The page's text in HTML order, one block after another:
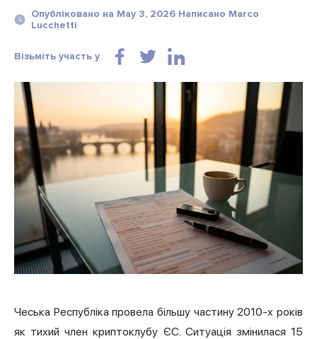
Опубліковано на May 3, 2026 Написано Marco
Lucchetti
Візьміть участь у
Чеська Республіка провела більшу частину 2010-х років
як тихий член криптоклубу ЄС. Ситуація змінилася 15